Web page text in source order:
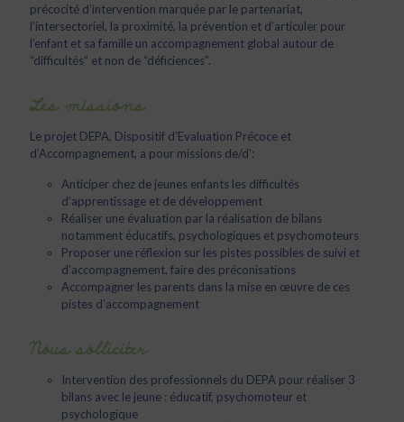
précocité d’intervention marquée par le partenariat,
l’intersectoriel, la proximité, la prévention et d’articuler pour
l’enfant et sa famille un accompagnement global autour de
“difficultés” et non de “déficiences”.
Les missions
Le projet DEPA, Dispositif d’Evaluation Précoce et
d’Accompagnement, a pour missions de/d’:
Anticiper chez de jeunes enfants les difficultés
d’apprentissage et de développement
Réaliser une évaluation par la réalisation de bilans
notamment éducatifs, psychologiques et psychomoteurs
Proposer une réflexion sur les pistes possibles de suivi et
d’accompagnement, faire des préconisations
Accompagner les parents dans la mise en œuvre de ces
pistes d’accompagnement
Nous solliciter
Intervention des professionnels du DEPA pour réaliser 3
bilans avec le jeune : éducatif, psychomoteur et
psychologique